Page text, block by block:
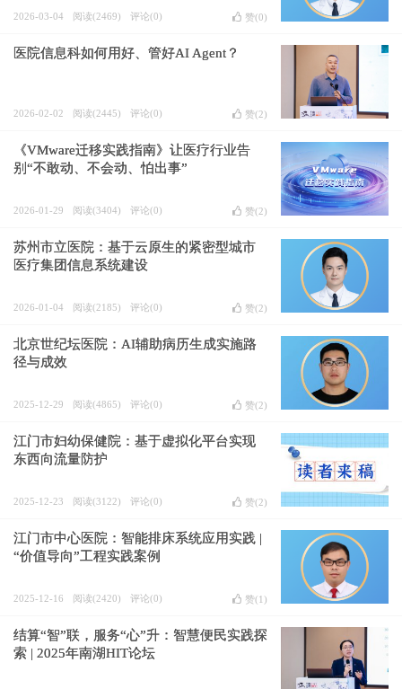
2026-03-04 阅读(2469) 评论(0) 赞(0)
医院信息科如何用好、管好AI Agent？
2026-02-02 阅读(2445) 评论(0) 赞(2)
《VMware迁移实践指南》让医疗行业告
别“不敢动、不会动、怕出事”
2026-01-29 阅读(3404) 评论(0) 赞(2)
苏州市立医院：基于云原生的紧密型城市
医疗集团信息系统建设
2026-01-04 阅读(2185) 评论(0) 赞(2)
北京世纪坛医院：AI辅助病历生成实施路
径与成效
2025-12-29 阅读(4865) 评论(0) 赞(2)
江门市妇幼保健院：基于虚拟化平台实现
东西向流量防护
2025-12-23 阅读(3122) 评论(0) 赞(2)
江门市中心医院：智能排床系统应用实践 |
“价值导向”工程实践案例
2025-12-16 阅读(2420) 评论(0) 赞(1 )
结算“智”联，服务“心”升：智慧便民实践探
索 | 2025年南湖HIT论坛